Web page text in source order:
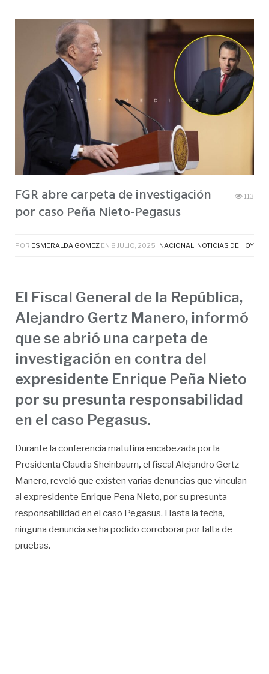
FGR abre carpeta de investigación
por caso Peña Nieto-Pegasus
113
POR ESMERALDA GÓMEZ EN 8 JULIO, 2025 NACIONAL, NOTICIAS DE HOY
El Fiscal General de la República,
Alejandro Gertz Manero, informó
que se abrió una carpeta de
investigación en contra del
expresidente Enrique Peña Nieto
por su presunta responsabilidad
en el caso Pegasus.
Durante la conferencia matutina encabezada por la
Presidenta Claudia Sheinbaum, el fiscal Alejandro Gertz
Manero, reveló que existen varias denuncias que vinculan
al expresidente Enrique Pena Nieto, por su presunta
responsabilidad en el caso Pegasus. Hasta la fecha,
ninguna denuncia se ha podido corroborar por falta de
pruebas.